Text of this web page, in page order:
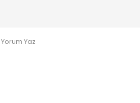
Yorum Yaz